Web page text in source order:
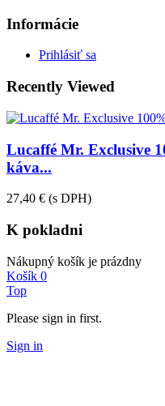
Informácie
Prihlásiť sa
Recently Viewed
Lucaffé Mr. Exclusive
káva...
27,40 € (s DPH)
K pokladni
Nákupný košík je prázdny
Košík 0
Top
Please sign in first.
Sign in